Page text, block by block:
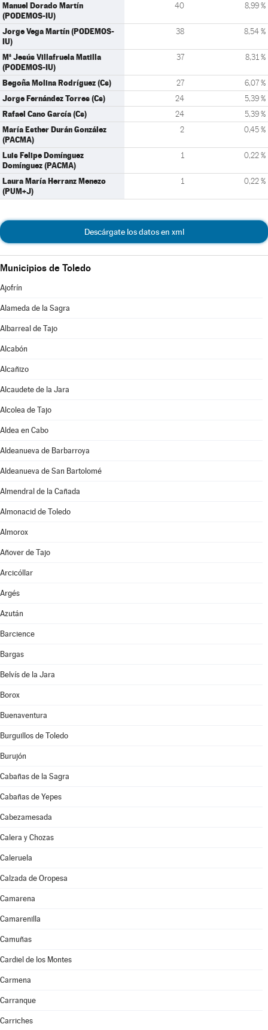
Manuel Dorado Martín
(PODEMOS-IU)
40 8,99 %
Jorge Vega Martín (PODEMOS-
IU)
38 8,54 %
Mª Jesús Villafruela Matilla
(PODEMOS-IU)
37 8,31 %
Begoña Molina Rodríguez (Cs) 27 6,07 %
Jorge Fernández Torres (Cs) 24 5,39 %
Rafael Cano García (Cs) 24 5,39 %
María Esther Durán González
(PACMA)
2 0,45 %
Luis Felipe Domínguez
Domínguez (PACMA)
1 0,22 %
Laura María Herranz Menezo
(PUM+J)
1 0,22 %
Descárgate los datos en xml
Municipios de Toledo
Ajofrín
Alameda de la Sagra
Albarreal de Tajo
Alcabón
Alcañizo
Alcaudete de la Jara
Alcolea de Tajo
Aldea en Cabo
Aldeanueva de Barbarroya
Aldeanueva de San Bartolomé
Almendral de la Cañada
Almonacid de Toledo
Almorox
Añover de Tajo
Arcicóllar
Argés
Azután
Barcience
Bargas
Belvís de la Jara
Borox
Buenaventura
Burguillos de Toledo
Burujón
Cabañas de la Sagra
Cabañas de Yepes
Cabezamesada
Calera y Chozas
Caleruela
Calzada de Oropesa
Camarena
Camarenilla
Camuñas
Cardiel de los Montes
Carmena
Carranque
Carriches